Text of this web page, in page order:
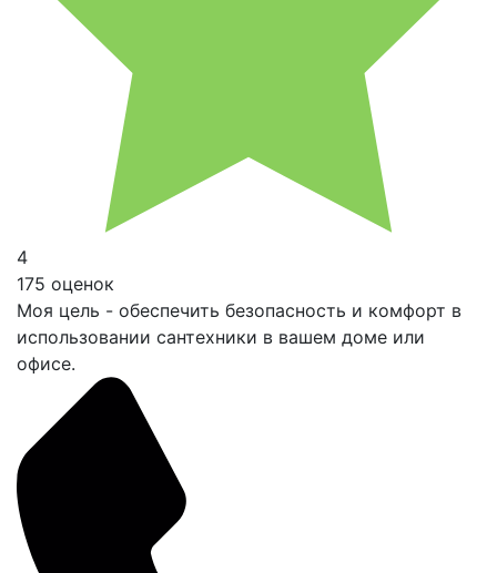
4
175 оценок
Моя цель - обеспечить безопасность и комфорт в
использовании сантехники в вашем доме или
офисе.